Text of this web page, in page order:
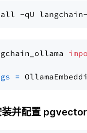
=
装并配置 pgvector